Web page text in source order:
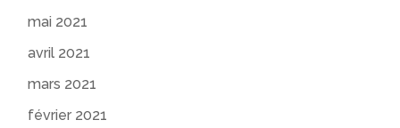
mai 2021
avril 2021
mars 2021
février 2021